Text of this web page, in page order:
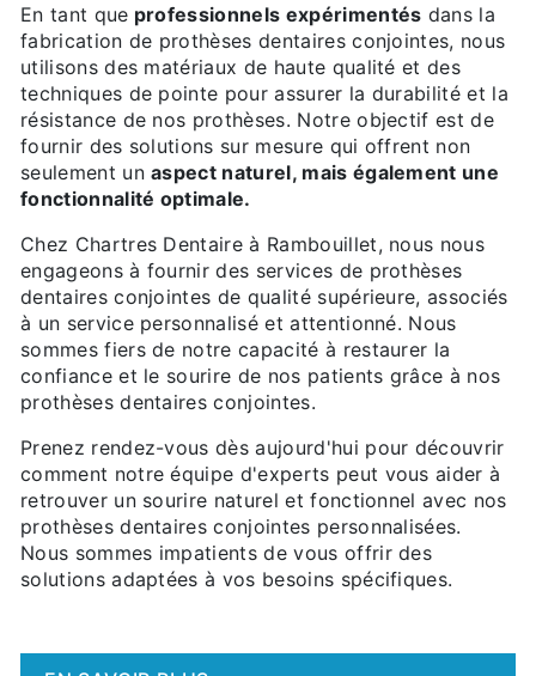
En tant que professionnels expérimentés dans la
fabrication de prothèses dentaires conjointes, nous
utilisons des matériaux de haute qualité et des
techniques de pointe pour assurer la durabilité et la
résistance de nos prothèses. Notre objectif est de
fournir des solutions sur mesure qui offrent non
seulement unaspect naturel, mais également une
fonctionnalité optimale.
Chez Chartres Dentaire à Rambouillet, nous nous
engageons à fournir des services de prothèses
dentaires conjointes de qualité supérieure, associés
à un service personnalisé et attentionné. Nous
sommes fiers de notre capacité à restaurer la
confiance et le sourire de nos patients grâce à nos
prothèses dentaires conjointes.
Prenez rendez-vous dès aujourd'hui pour découvrir
comment notre équipe d'experts peut vous aider à
retrouver un sourire naturel et fonctionnel avec nos
prothèses dentaires conjointes personnalisées.
Nous sommes impatients de vous offrir des
solutions adaptées à vos besoins spécifiques.